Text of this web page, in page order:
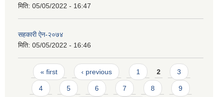
मिति: 05/05/2022 - 16:47
सहकारी ऐन-२०७४
मिति: 05/05/2022 - 16:46
Pages
« first ‹ previous 1 2 3
4 5 6 7 8 9